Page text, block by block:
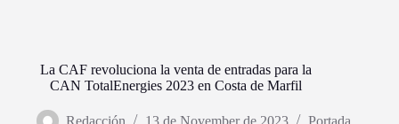
La CAF revoluciona la venta de entradas para la
CAN TotalEnergies 2023 en Costa de Marfil
Redacción 13 de November de 2023 Portada